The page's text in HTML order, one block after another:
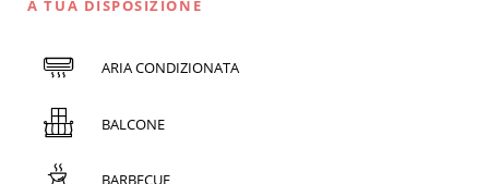
A TUA DISPOSIZIONE
ARIA CONDIZIONATA
BALCONE
BARBECUE